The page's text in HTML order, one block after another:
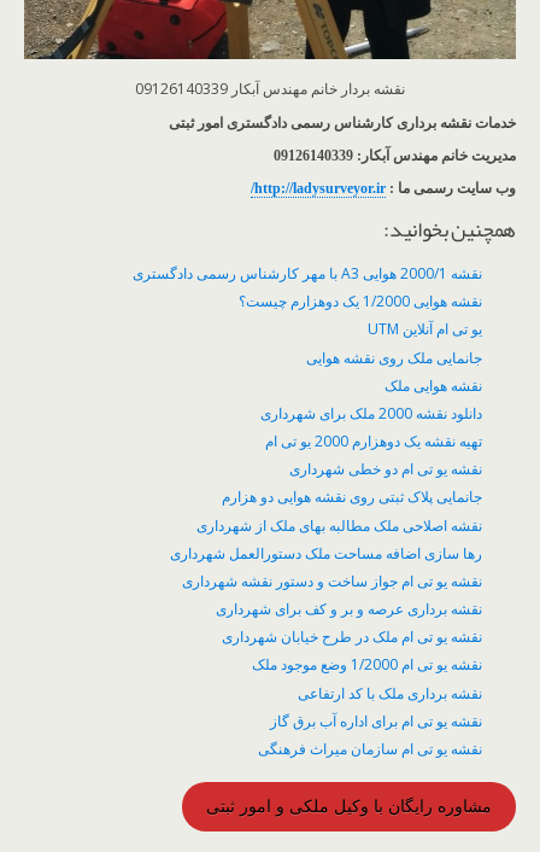
نقشه بردار خانم مهندس آبکار 09126140339
خدمات نقشه برداری کارشناس رسمی دادگستری امور ثبتی
مدیریت خانم مهندس آبکار: 09126140339
وب سایت رسمی ما : http://ladysurveyor.ir
/
همچنین بخوانید:
نقشه 2000/1 هوایی A3 با مهر کارشناس رسمی دادگستری
نقشه هوایی 1/2000 یک دوهزارم چیست؟
یو تی ام آنلاین UTM
جانمایی ملک روی نقشه هوایی
نقشه هوایی ملک
دانلود نقشه 2000 ملک برای شهرداری
تهیه نقشه یک دوهزارم 2000 یو تی ام
نقشه یو تی ام دو خطی شهرداری
جانمایی پلاک ثبتی روی نقشه هوایی دو هزارم
نقشه اصلاحی ملک مطالبه بهای ملک از شهرداری
رها سازی اضافه مساحت ملک دستورالعمل شهرداری
نقشه یو تی ام جواز ساخت و دستور نقشه شهرداری
نقشه برداری عرصه و بر و کف برای شهرداری
نقشه یو تی ام ملک در طرح خیابان شهرداری
نقشه یو تی ام 1/2000 وضع موجود ملک
نقشه برداری ملک با کد ارتفاعی
نقشه یو تی ام برای اداره آب برق گاز
نقشه یو تی ام سازمان میراث فرهنگی
مشاوره رایگان با وکیل ملکی و امور ثبتی